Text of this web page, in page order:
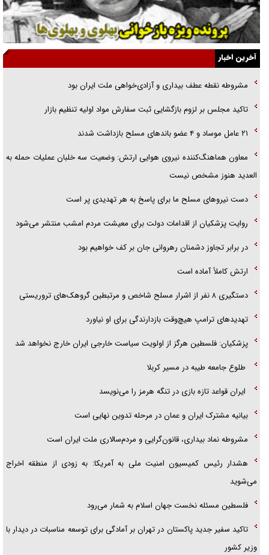
گفت‌وگو با خواهر یکی از شهدای جنگ رمضان/ خواهرم فرمانده جهادی و
اهل خدمت بی‌منت بود
جزئیات شکنجه‌هایم فراتر از آن است که در بیان بگنجد!
گزارش «جوان» از قوانین سخت‌گیرانه ۶ قاره در برابر یورش به پاسگاه‌های
آخرین اخبار
مشروطه نقطه عطف بیداری و آزادی‌خواهی ملت ایران بود
تاکید مجلس بر لزوم بازگشایی ثبت سفارش مواد اولیه تنظیم بازار
۲۱ عامل موساد و ۴ عضو باند‌های مسلح بازداشت شدند
معاون هماهنگ‌کننده نیروی هوایی ارتش: وضعیت سه خلبان عملیات حمله به
العدید هنوز مشخص نیست
دست نیرو‌های مسلح ما برای پاسخ به هر تهدیدی پر است
روایت پزشکیان از اقدامات دولت برای معیشت مردم امشب منتشر می‌شود
در برابر تجاوز دشمنان رهروانی جان بر کف خواهیم بود
ارتش کاملاً آماده است
دستگیری ۸ نفر از اشرار مسلح شاخص و مرتبطین گروهک‌های تروریستی
تهدید‌های ترامپ هیچ‌وقت بازدارندگی برای او نیاورد
پزشکیان: فلسطین هرگز از اولویت سیاست خارجی ایران خارج نخواهد شد
طلوع جامعه طیبه در مسیر کربلا
ایران قواعد تازه بازی در تنگه هرمز را می‌نویسد
بیانیه مشترک ایران و عمان در مرحله تدوین نهایی است
مشروطه نماد بیداری، قانون‌گرایی و مردم‌سالاری ملت ایران است
هشدار رئیس کمیسیون امنیت ملی به آمریکا: به زودی از منطقه اخراج
می‌شوید
فلسطین مسئله نخست جهان اسلام به شمار می‌رود
تاکید سفیر جدید پاکستان در تهران بر آمادگی برای توسعه مناسبات در دیدار با
وزیر کشور